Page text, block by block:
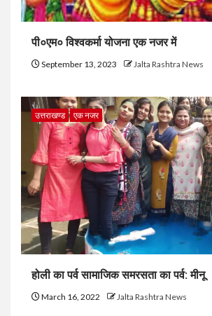
पी०एम० विश्वकर्मा योजना एक नजर में
September 13, 2023 Jalta Rashtra News
उत्तराखण्ड एक नजर
होली का पर्व सामाजिक समरसता का पर्व: मीनू
March 16, 2022 Jalta Rashtra News